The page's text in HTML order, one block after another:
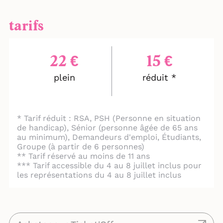
d’archives et de textes sur écran.
décolonisation des esprits occupent
intensément le débat public, revenir à ces
deux sources permettrait sans doute de
retrouver la hauteur de vue et la puissance
tarifs
22 €
plein
15 €
réduit *
* Tarif réduit : RSA, PSH (Personne en situation
de handicap), Sénior (personne âgée de 65 ans
au minimum), Demandeurs d'emploi, Étudiants,
Groupe (à partir de 6 personnes)
** Tarif réservé au moins de 11 ans
*** Tarif accessible du 4 au 8 juillet inclus pour
les représentations du 4 au 8 juillet inclus